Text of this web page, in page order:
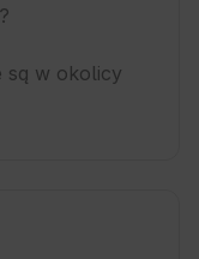
są w okolicy